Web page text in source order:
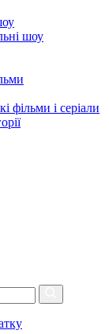
шоу
фільми і серіали